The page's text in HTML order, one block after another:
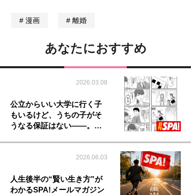
漫画 離婚
あなたにおすすめ
2026.03.08
公立からいい大学に行く子
もいるけど、うちの子がそ
うなる保証はない――。…
2026.06.03
人生後半の“賢い生き方”が
わかるSPA!メールマガジン